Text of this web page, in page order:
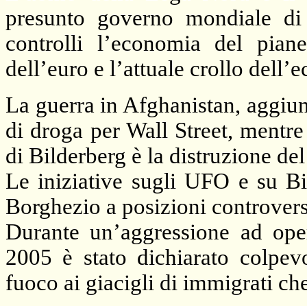
presunto governo mondiale
controlli l’economia del
dell’euro e l’attuale crollo
La guerra in Afghanistan,
di droga per Wall Street,
di Bilderberg è la distruzione
Le iniziative sugli UFO e su
Borghezio a posizioni
Durante un’aggressione ad
2005 è stato dichiarato
fuoco ai giacigli di immigrati